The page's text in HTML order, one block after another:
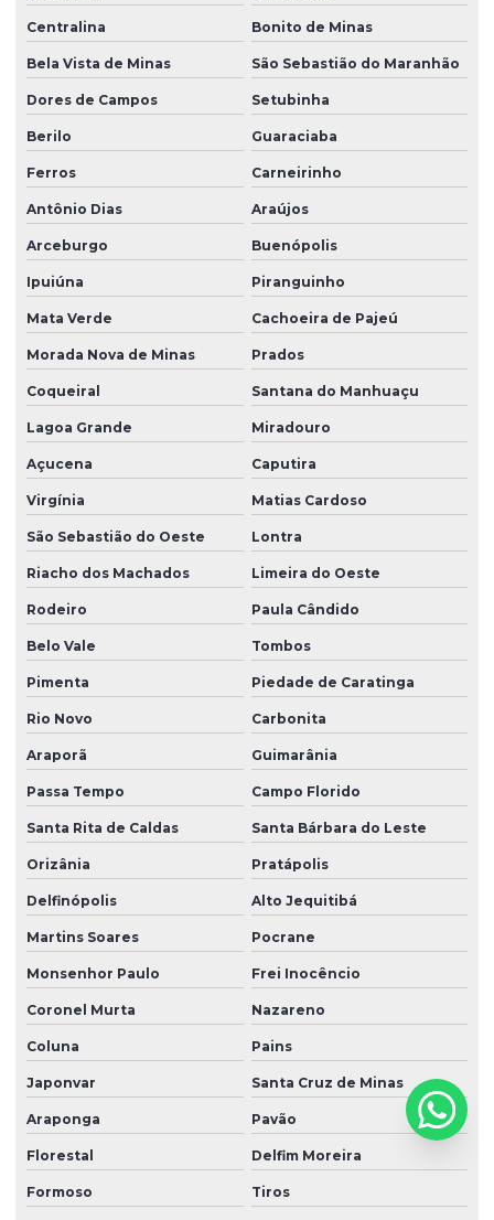
Centralina Bonito de Minas
Bela Vista de Minas São Sebastião do Maranhão
Dores de Campos Setubinha
Berilo Guaraciaba
Ferros Carneirinho
Antônio Dias Araújos
Arceburgo Buenópolis
Ipuiúna Piranguinho
Mata Verde Cachoeira de Pajeú
Morada Nova de Minas Prados
Coqueiral Santana do Manhuaçu
Lagoa Grande Miradouro
Açucena Caputira
Virgínia Matias Cardoso
São Sebastião do Oeste Lontra
Riacho dos Machados Limeira do Oeste
Rodeiro Paula Cândido
Belo Vale Tombos
Pimenta Piedade de Caratinga
Rio Novo Carbonita
Araporã Guimarânia
Passa Tempo Campo Florido
Santa Rita de Caldas Santa Bárbara do Leste
Orizânia Pratápolis
Delfinópolis Alto Jequitibá
Martins Soares Pocrane
Monsenhor Paulo Frei Inocêncio
Coronel Murta Nazareno
Coluna Pains
Japonvar Santa Cruz de Minas
Araponga Pavão
Florestal Delfim Moreira
Formoso Tiros